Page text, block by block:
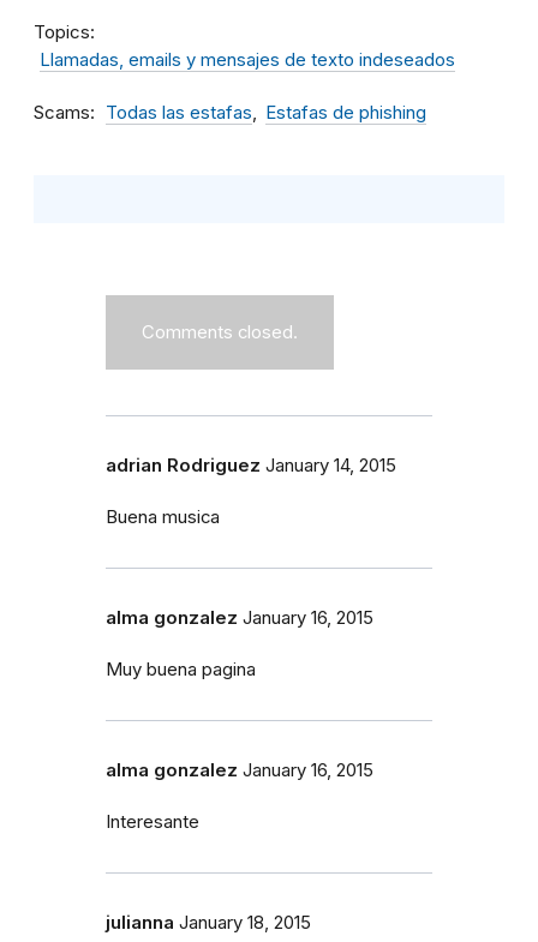
Topics
Llamadas, emails y mensajes de texto indeseados
Scams Todas las estafas Estafas de phishing
Comments closed.
adrian Rodriguez January 14, 2015
Buena musica
alma gonzalez January 16, 2015
Muy buena pagina
alma gonzalez January 16, 2015
Interesante
julianna January 18, 2015